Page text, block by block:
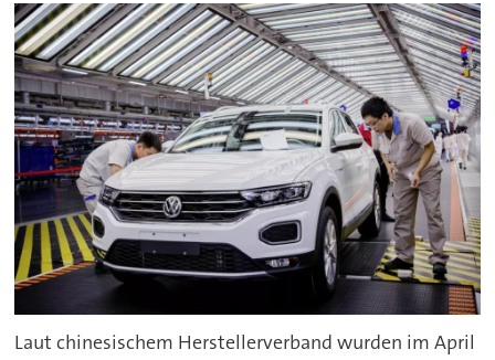
Laut chinesischem Herstellerverband wurden im April